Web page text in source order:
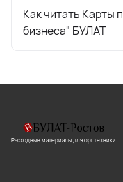
Как читать Карты
бизнеса" БУЛАТ
Расходные материалы для оргтехники